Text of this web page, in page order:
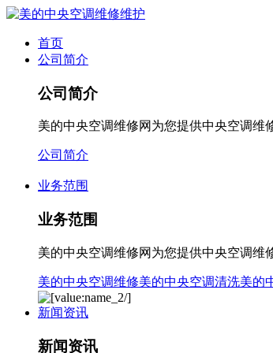
首页
公司简介
公司简介
美的中央空调维修网为您提供中央空调维
公司简介
业务范围
业务范围
美的中央空调维修网为您提供中央空调维
美的中央空调维修美的中央空调清洗美的
新闻资讯
新闻资讯